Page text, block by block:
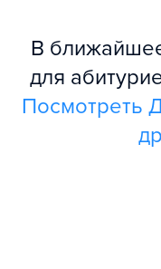
В
для
Посмотреть